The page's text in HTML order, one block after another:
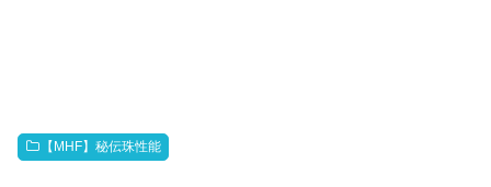
【MHF】秘伝珠性能